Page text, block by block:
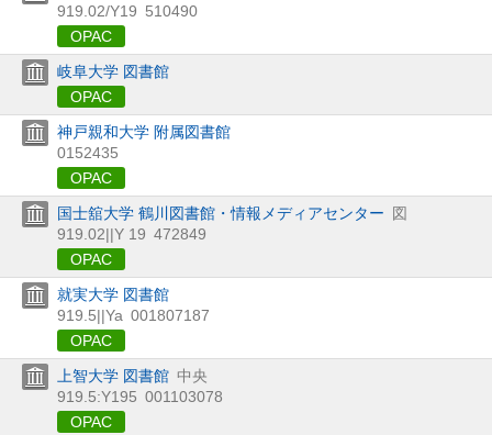
919.02/Y19 510490
OPAC
岐阜大学 図書館
OPAC
神戸親和大学 附属図書館
0152435
OPAC
国士舘大学 鶴川図書館・情報メディアセンター
図
919.02||Y 19 472849
OPAC
就実大学 図書館
919.5||Ya 001807187
OPAC
上智大学 図書館 中央
919.5:Y195 001103078
OPAC